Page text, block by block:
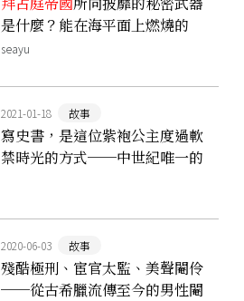
是什麼？能在海平面上燃燒的
「希臘火」
seayu
2021-01-18 故事
寫史書，是這位紫袍公主度過軟
禁時光的方式──中世紀唯一的
2020-06-03 故事
殘酷極刑、宦官太監、美聲閹伶
──從古希臘流傳至今的男性閹